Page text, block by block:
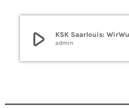
play_arrow KSK Saarlouis:
admin